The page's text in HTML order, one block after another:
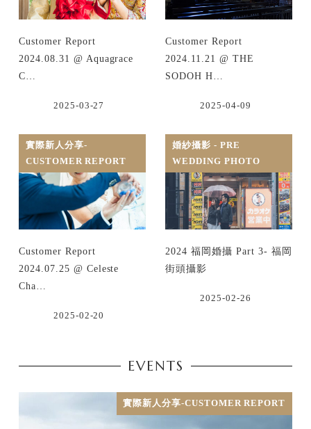
Customer Report
2024.08.31 @ Aquagrace
C…
2025-03-27
Customer Report
2024.11.21 @ THE
SODOH H…
2025-04-09
實際新人分享-
CUSTOMER REPORT
Customer Report
2024.07.25 @ Celeste
Cha…
2025-02-20
婚紗攝影 - PRE
WEDDING PHOTO
2024 福岡婚攝 Part 3- 福岡
街頭攝影
2025-02-26
EVENTS
實際新人分享-CUSTOMER REPORT